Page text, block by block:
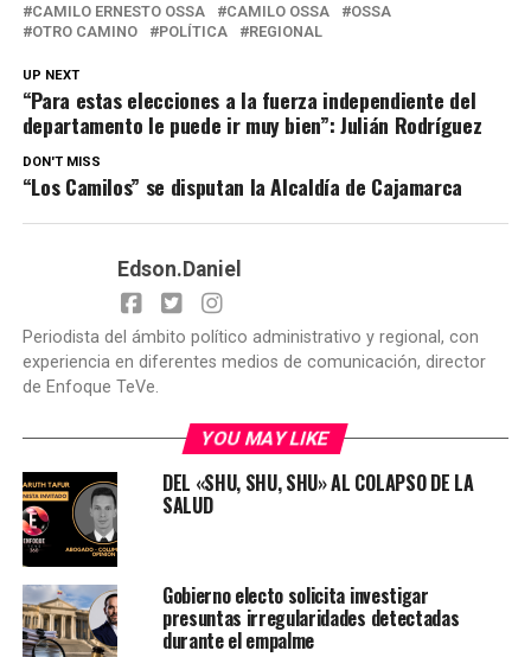
CAMILO ERNESTO OSSA
CAMILO OSSA
OSSA
OTRO CAMINO
POLÍTICA REGIONAL
UP NEXT
“Para estas elecciones a la fuerza independiente del
departamento le puede ir muy bien”: Julián Rodríguez
DON'T MISS
“Los Camilos” se disputan la Alcaldía de Cajamarca
Edson.Daniel
Periodista del ámbito político administrativo y regional, con
experiencia en diferentes medios de comunicación, director
de Enfoque TeVe.
YOU MAY LIKE
DEL «SHU, SHU, SHU» AL COLAPSO DE LA
SALUD
Gobierno electo solicita investigar
presuntas irregularidades detectadas
durante el empalme